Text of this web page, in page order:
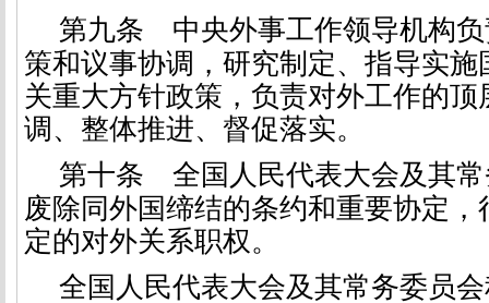
第九条 中央外事工作领导机构
策和议事协调，研究制定、指导实
关重大方针政策，负责对外工作的顶
调、整体推进、督促落实。
第十条 全国人民代表大会及其
废除同外国缔结的条约和重要协定
定的对外关系职权。
全国人民代表大会及其常务委员